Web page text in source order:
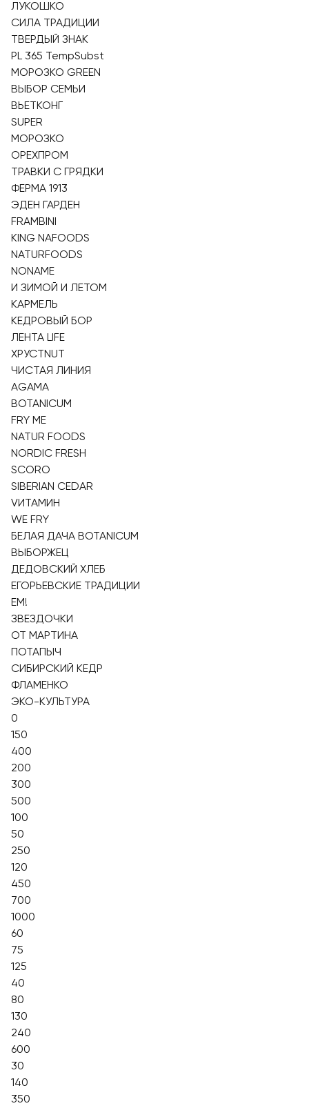
ЛУКОШКО
СИЛА ТРАДИЦИИ
ТВЕРДЫЙ ЗНАК
PL 365 TempSubst
МОРОЗКО GREEN
ВЫБОР СЕМЬИ
ВЬЕТКОНГ
SUPER
МОРОЗКО
ОРЕХПРОМ
ТРАВКИ С ГРЯДКИ
ФЕРМА 1913
ЭДЕН ГАРДЕН
FRAMBINI
KING NAFOODS
NATURFOODS
NONAME
И ЗИМОЙ И ЛЕТОМ
КАРМЕЛЬ
КЕДРОВЫЙ БОР
ЛЕНТА LIFE
ХРУСТNUT
ЧИСТАЯ ЛИНИЯ
AGAMA
BOTANICUM
FRY ME
NATUR FOODS
NORDIC FRESH
SCORO
SIBERIAN CEDAR
VИТАМИН
WE FRY
БЕЛАЯ ДАЧА BOTANICUM
ВЫБОРЖЕЦ
ДЕДОВСКИЙ ХЛЕБ
ЕГОРЬЕВСКИЕ ТРАДИЦИИ
ЕМ!
ЗВЕЗДОЧКИ
ОТ МАРТИНА
ПОТАПЫЧ
СИБИРСКИЙ КЕДР
ФЛАМЕНКО
ЭКО-КУЛЬТУРА
0
150
400
200
300
500
100
50
250
120
450
700
1000
60
75
125
40
80
130
240
600
30
140
350